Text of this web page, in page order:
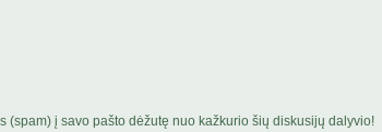
į savo pašto dėžutę nuo kažkurio šių diskusijų dalyvio!